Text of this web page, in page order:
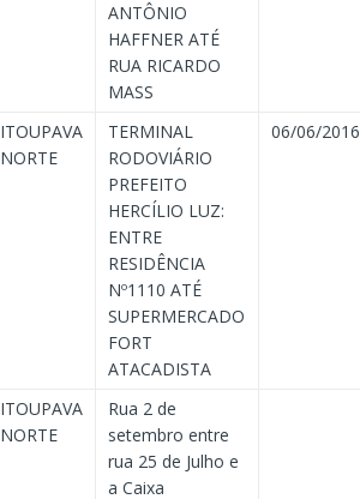
ANTÔNIO
HAFFNER ATÉ
RUA RICARDO
MASS
ITOUPAVA
NORTE
TERMINAL
RODOVIÁRIO
PREFEITO
HERCÍLIO LUZ:
ENTRE
RESIDÊNCIA
Nº1110 ATÉ
SUPERMERCADO
FORT
ATACADISTA
06/06/2016
ITOUPAVA
NORTE
Rua 2 de
setembro entre
rua 25 de Julho e
a Caixa